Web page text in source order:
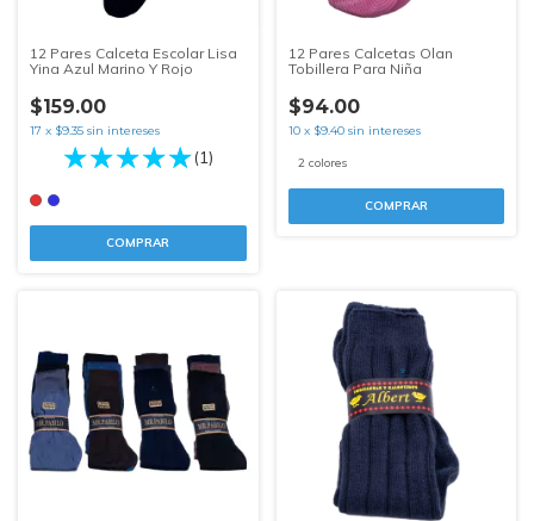
12 Pares Calceta Escolar Lisa
Yina Azul Marino Y Rojo
$159.00
17 x $9.35 sin intereses
(1)
COMPRAR
12 Pares Calcetas Olan
Tobillera Para Niña
$94.00
10 x $9.40 sin intereses
2 colores
COMPRAR